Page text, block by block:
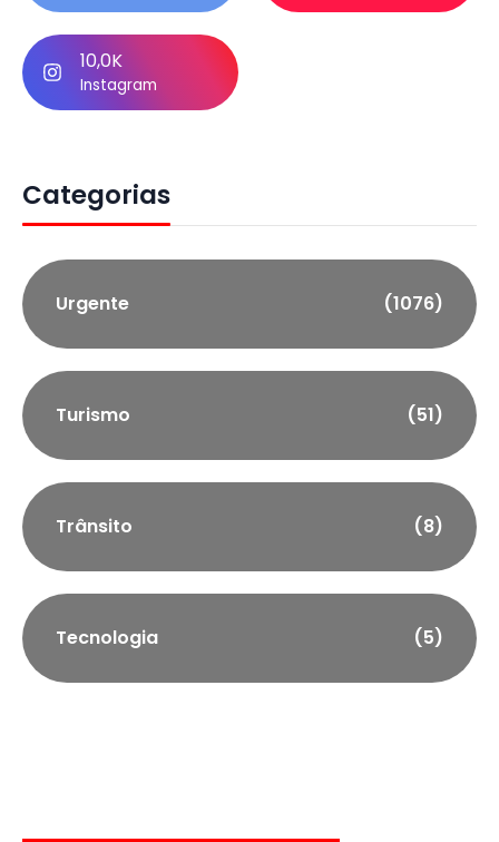
10,0K
Instagram
Categorias
Urgente (1076)
Turismo (51)
Trânsito (8)
Tecnologia (5)